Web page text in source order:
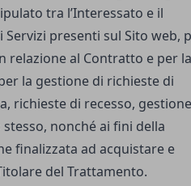
tra l’Interessato e il
presenti sul Sito web,
relazione al Contratto e per la
la gestione di richieste di
richieste di recesso,
nonché ai fini della
finalizzata ad acquistare e
del Trattamento.